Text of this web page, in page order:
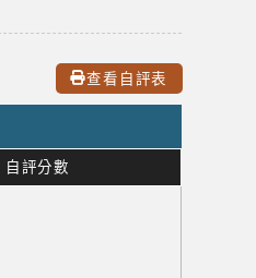
查看自評表
自評分數